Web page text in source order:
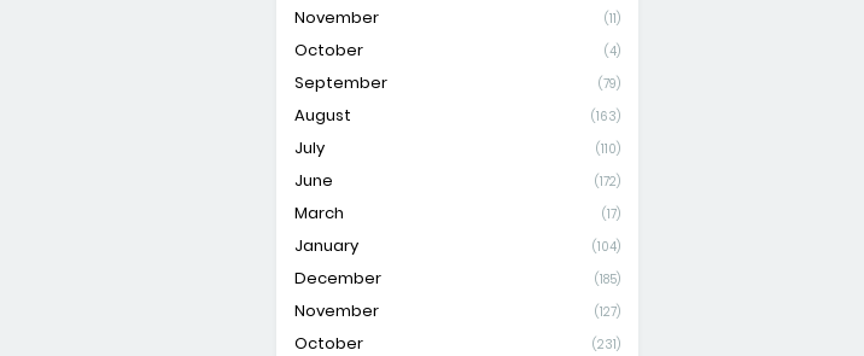
November (11)
October (4)
September (79)
August (163)
July (110)
June (172)
March (17)
January (104)
December (185)
November (127)
October (231)